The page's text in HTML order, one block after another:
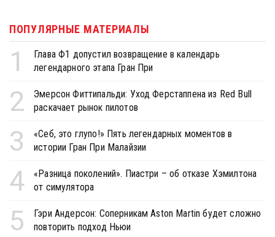
ПОПУЛЯРНЫЕ МАТЕРИАЛЫ
1
Глава Ф1 допустил возвращение в календарь
легендарного этапа Гран При
2
Эмерсон Фиттипальди: Уход Ферстаппена из Red Bull
раскачает рынок пилотов
3
«Себ, это глупо!» Пять легендарных моментов в
истории Гран При Малайзии
4
«Разница поколений». Пиастри – об отказе Хэмилтона
от симулятора
5
Гэри Андерсон: Соперникам Aston Martin будет сложно
повторить подход Ньюи